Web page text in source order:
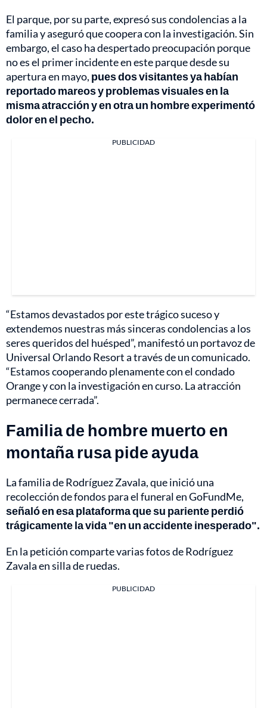
El parque, por su parte, expresó sus condolencias a la
familia y aseguró que coopera con la investigación. Sin
embargo, el caso ha despertado preocupación porque
no es el primer incidente en este parque desde su
apertura en mayo, pues dos visitantes ya habían
reportado mareos y problemas visuales en la
misma atracción y en otra un hombre experimentó
dolor en el pecho.
PUBLICIDAD
“Estamos devastados por este trágico suceso y
extendemos nuestras más sinceras condolencias a los
seres queridos del huésped”, manifestó un portavoz de
Universal Orlando Resort a través de un comunicado.
“Estamos cooperando plenamente con el condado
Orange y con la investigación en curso. La atracción
permanece cerrada”.
Familia de hombre muerto en
montaña rusa pide ayuda
La familia de Rodríguez Zavala, que inició una
recolección de fondos para el funeral en GoFundMe,
señaló en esa plataforma que su pariente perdió
trágicamente la vida "en un accidente inesperado".
En la petición comparte varias fotos de Rodríguez
Zavala en silla de ruedas.
PUBLICIDAD